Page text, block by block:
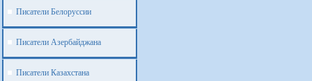
Писатели Белоруссии
Писатели Азербайджана
Писатели Казахстана